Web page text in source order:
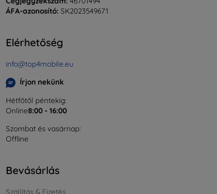
ÁFA-azonosító: SK2023549671
Elérhetőség
info@top4mobile.eu
Írjon nekünk
Hétfőtől péntekig:
Online8:00 - 16:00
Szombat és vasárnap:
Offline
Bevásárlás
Szállítás & Fizetés